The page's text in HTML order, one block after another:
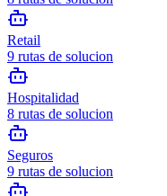
Retail
9 rutas de solucion
Hospitalidad
8 rutas de solucion
Seguros
9 rutas de solucion